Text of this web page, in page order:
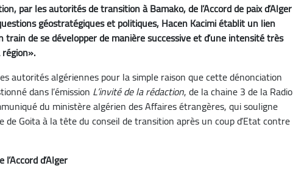
par les autorités de transition à Bamako, de l’Accord de paix d’Alger
géostratégiques et politiques, Hacen Kacimi établit un lien
de se développer de manière successive et d’une intensité très
autorités algériennes pour la simple raison que cette dénonciation
dans l’émission L’invité de la rédaction, de la chaine 3 de la Radio
du ministère algérien des Affaires étrangères, qui souligne
de Goita à la tête du conseil de transition après un coup d’Etat contre
d’Alger